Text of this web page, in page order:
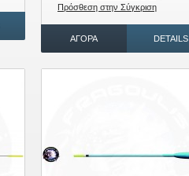
Πρόσθεση στην Σύγκριση
ΑΓΟΡΆ DETAILS